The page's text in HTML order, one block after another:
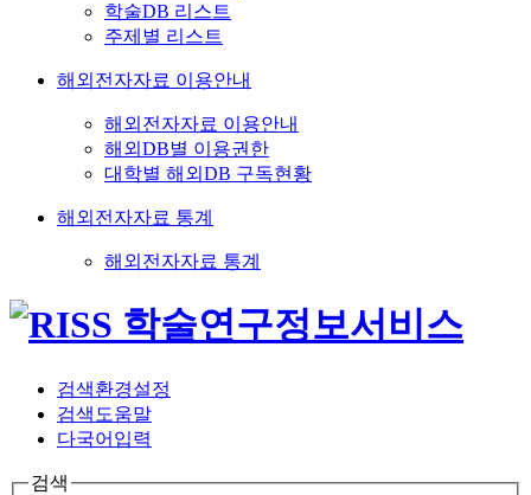
학술DB 리스트
주제별 리스트
해외전자자료 이용안내
해외전자자료 이용안내
해외DB별 이용권한
대학별 해외DB 구독현황
해외전자자료 통계
해외전자자료 통계
검색환경설정
검색도움말
다국어입력
검색